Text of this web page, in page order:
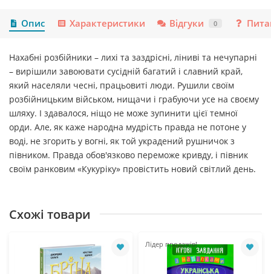
Опис Характеристики Відгуки 0
Нахабні розбійники – лихі та заздрісні, ліниві та нечупарні
– вирішили завоювати сусідній багатий і славний край,
який населяли чесні, працьовиті люди. Рушили своїм
розбійницьким військом, нищачи і грабуючи усе на своєму
шляху. І здавалося, ніщо не може зупинити цієї темної
орди. Але, як каже народна мудрість правда не потоне у
воді, не згорить у вогні, як той украдений рушничок з
півником. Правда обов'язково переможе кривду, і півник
своїм ранковим «Кукуріку» провістить новий світлий день.
Схожі товари
Лідер продажів!